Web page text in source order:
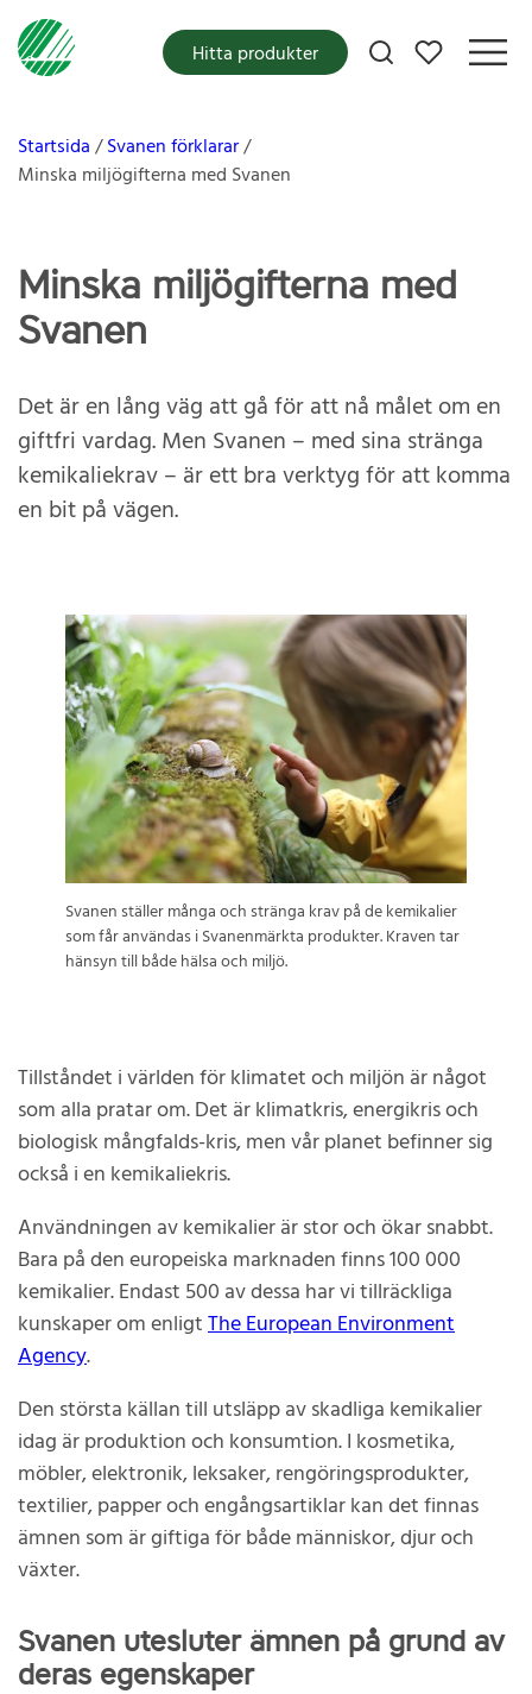
Mina favoriter
Hitta produkter
Startsida
Svanen förklarar
Minska miljögifterna med Svanen
Minska miljögifterna med
Svanen
Det är en lång väg att gå för att nå målet om en
giftfri vardag. Men Svanen – med sina stränga
kemikaliekrav – är ett bra verktyg för att komma
en bit på vägen.
Svanen ställer många och stränga krav på de kemikalier
som får användas i Svanenmärkta produkter. Kraven tar
hänsyn till både hälsa och miljö.
Tillståndet i världen för klimatet och miljön är något
som alla pratar om. Det är klimatkris, energikris och
biologisk mångfalds-kris, men vår planet befinner sig
också i en kemikaliekris.
Användningen av kemikalier är stor och ökar snabbt.
Bara på den europeiska marknaden finns 100 000
kemikalier. Endast 500 av dessa har vi tillräckliga
kunskaper om enligtThe European Environment
Agency.
Den största källan till utsläpp av skadliga kemikalier
idag är produktion och konsumtion. I kosmetika,
möbler, elektronik, leksaker, rengöringsprodukter,
textilier, papper och engångsartiklar kan det finnas
ämnen som är giftiga för både människor, djur och
växter.
Svanen utesluter ämnen på grund av
deras egenskaper